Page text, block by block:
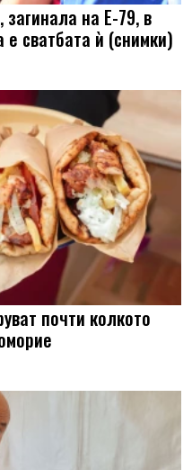
на Е-79, в
сватбата ѝ (снимки)
почти колкото